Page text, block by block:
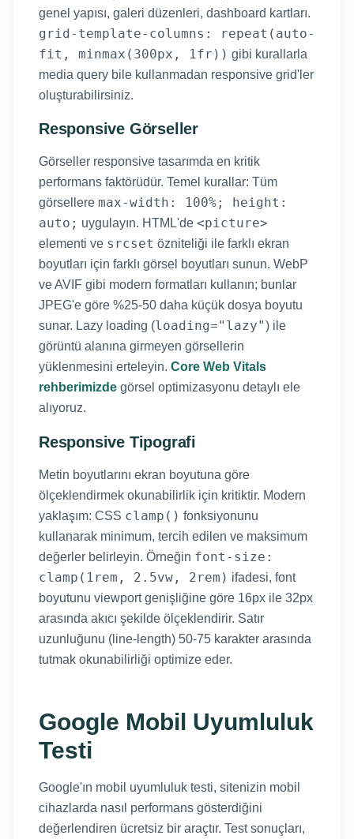
genel yapısı, galeri düzenleri, dashboard kartları.
grid-template-columns: repeat(auto-
fit, minmax(300px, 1fr)) gibi kurallarla
media query bile kullanmadan responsive grid'ler
oluşturabilirsiniz.
Responsive Görseller
Görseller responsive tasarımda en kritik
performans faktörüdür. Temel kurallar: Tüm
görsellere max-width: 100%; height:
auto; uygulayın. HTML'de <picture>
elementi ve srcset özniteliği ile farklı ekran
boyutları için farklı görsel boyutları sunun. WebP
ve AVIF gibi modern formatları kullanın; bunlar
JPEG'e göre %25-50 daha küçük dosya boyutu
sunar. Lazy loading (loading="lazy") ile
görüntü alanına girmeyen görsellerin
yüklenmesini erteleyin. Core Web Vitals
rehberimizde görsel optimizasyonu detaylı ele
alıyoruz.
Responsive Tipografi
Metin boyutlarını ekran boyutuna göre
ölçeklendirmek okunabilirlik için kritiktir. Modern
yaklaşım: CSS clamp() fonksiyonunu
kullanarak minimum, tercih edilen ve maksimum
değerler belirleyin. Örneğin font-size:
clamp(1rem, 2.5vw, 2rem) ifadesi, font
boyutunu viewport genişliğine göre 16px ile 32px
arasında akıcı şekilde ölçeklendirir. Satır
uzunluğunu (line-length) 50-75 karakter arasında
tutmak okunabilirliği optimize eder.
Google Mobil Uyumluluk
Testi
Google'ın mobil uyumluluk testi, sitenizin mobil
cihazlarda nasıl performans gösterdiğini
değerlendiren ücretsiz bir araçtır. Test sonuçları,